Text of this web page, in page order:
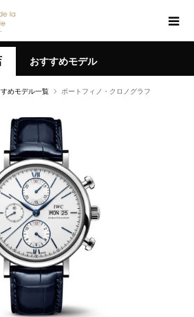
おすすめモデル
すめモデル一覧 ポートフィノ・クロノグラフ